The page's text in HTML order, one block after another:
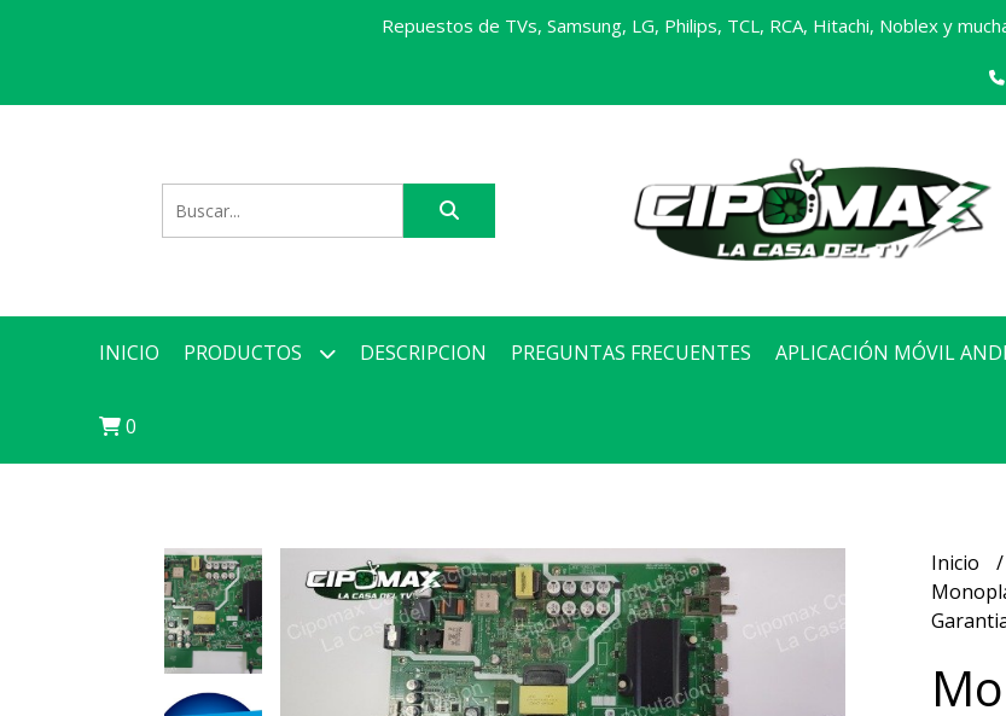
Repuestos de TVs, Samsung, LG, Philips, TCL, RCA, Hitachi, Noblex y
INICIO PRODUCTOS DESCRIPCION PREGUNTAS FRECUENTES APLICACIÓN MÓVIL
0
Inicio